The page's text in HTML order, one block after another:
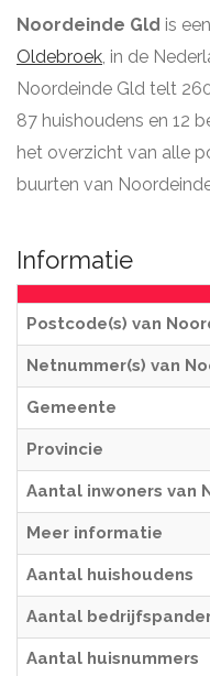
Noordeinde Gld is
Oldebroek, in de
Noordeinde Gld telt
87 huishoudens en 12
het overzicht van alle
buurten van
Informatie
Postcode(s) van
Netnummer(s) van
Gemeente
Provincie
Aantal inwoners van
Meer informatie
Aantal huishoudens
Aantal
Aantal huisnummers